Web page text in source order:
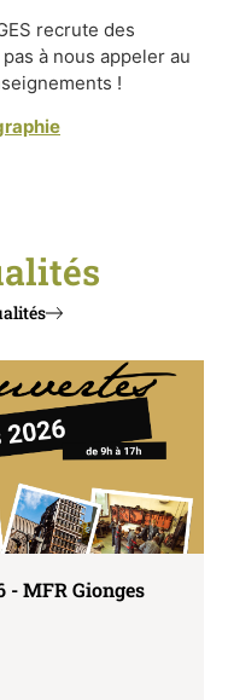
recrute des
à nous appeler au
!
- MFR Gionges